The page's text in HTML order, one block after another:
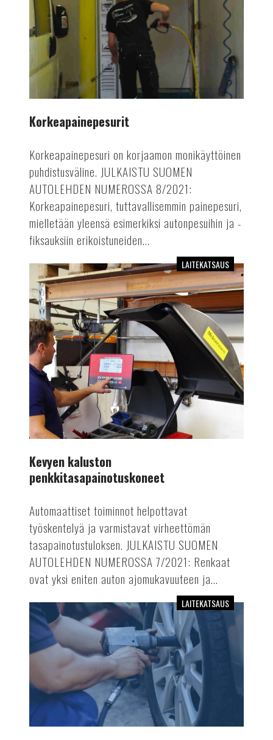
Korkeapainepesurit
Korkeapainepesuri on korjaamon monikäyttöinen
puhdistusväline. JULKAISTU SUOMEN
AUTOLEHDEN NUMEROSSA 8/2021:
Korkeapainepesuri, tuttavallisemmin painepesuri,
mielletään yleensä esimerkiksi autonpesuihin ja -
fiksauksiin erikoistuneiden...
Kevyen
kaluston
penkkitasapainotuskoneet
LAITEKATSAUS
Kevyen kaluston
penkkitasapainotuskoneet
Automaattiset toiminnot helpottavat
työskentelyä ja varmistavat virheettömän
tasapainotustuloksen. JULKAISTU SUOMEN
AUTOLEHDEN NUMEROSSA 7/2021: Renkaat
ovat yksi eniten auton ajomukavuuteen ja...
Upotettavat
2-
sylinterinostimet
LAITEKATSAUS